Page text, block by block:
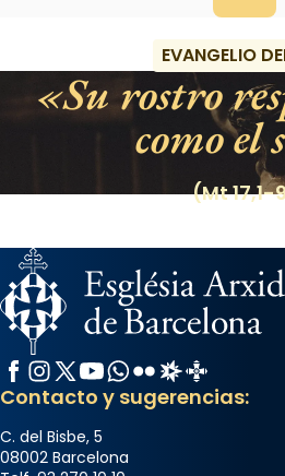
EVANGELIO
Su rostro
como el
(Mt 17,1-
Facebook
Instagram
X / Twitter
YouTube
WhatsApp
FlickrRadio Estel
Catalunya
Contacto y sugerencias:
C. del Bisbe, 5
08002 Barcelona